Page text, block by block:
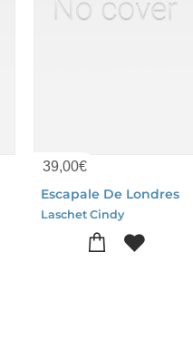
39,00€
Escapale De Londres
Laschet Cindy